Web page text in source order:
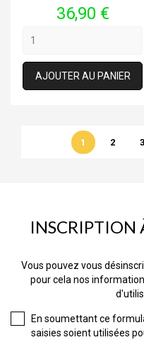
Prix
36,90 €
AJOUTER AU PANIER
1 2 3
INSCRIPTION
Vous pouvez vous
pour cela nos
En soumettant ce
saisies soient utilisées